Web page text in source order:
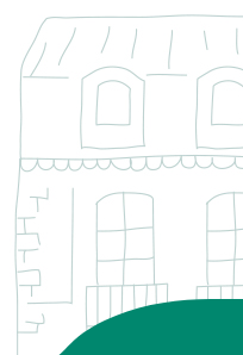
GESTION
DES